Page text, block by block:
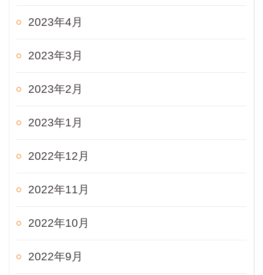
2023年4月
2023年3月
2023年2月
2023年1月
2022年12月
2022年11月
2022年10月
2022年9月